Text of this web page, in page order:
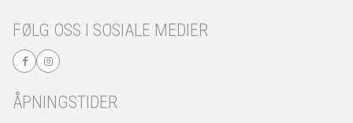
FØLG OSS I SOSIALE MEDIER
ÅPNINGSTIDER